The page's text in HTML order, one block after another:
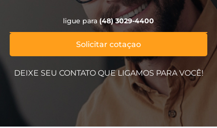
Solicitar cotaçao
ligue para (48) 3029-4400
DEIXE SEU CONTATO QUE LIGAMOS PARA VOCÊ!